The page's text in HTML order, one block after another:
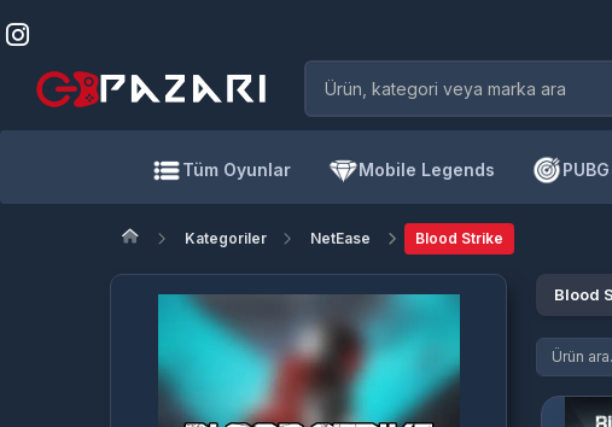
Tüm Oyunlar Mobile Legends
Kategoriler NetEase Blood Strike
Blood